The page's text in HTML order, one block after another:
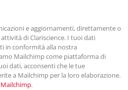
e aggiornamenti, direttamente o
di Clariscience. I tuoi dati
in conformità alla nostra
Mailchimp come piattaforma di
dati, acconsenti che le tue
a Mailchimp per la loro elaborazione.
.